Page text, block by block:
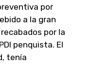
por
a la gran
por la
penquista. El
tenía